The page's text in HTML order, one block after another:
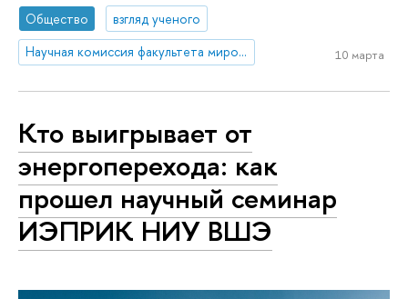
Общество
взгляд ученого
Научная комиссия факультета мировой экономики и мировой политики
10 марта
Кто выигрывает от
энергоперехода: как
прошел научный семинар
ИЭПРИК НИУ ВШЭ